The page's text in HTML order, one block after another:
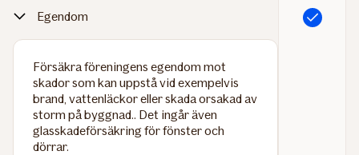
Egendom
Försäkra föreningens egendom mot
skador som kan uppstå vid exempelvis
brand, vattenläckor eller skada orsakad av
storm på byggnad.. Det ingår även
glasskadeförsäkring för fönster och
dörrar.
Ingår